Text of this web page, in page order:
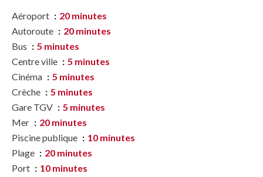
Aéroport
20 minutes
Autoroute
20 minutes
Bus
5 minutes
Centre ville
5 minutes
Cinéma
5 minutes
Crèche
5 minutes
Gare TGV
5 minutes
Mer
20 minutes
Piscine publique
10 minutes
Plage
20 minutes
Port
10 minutes